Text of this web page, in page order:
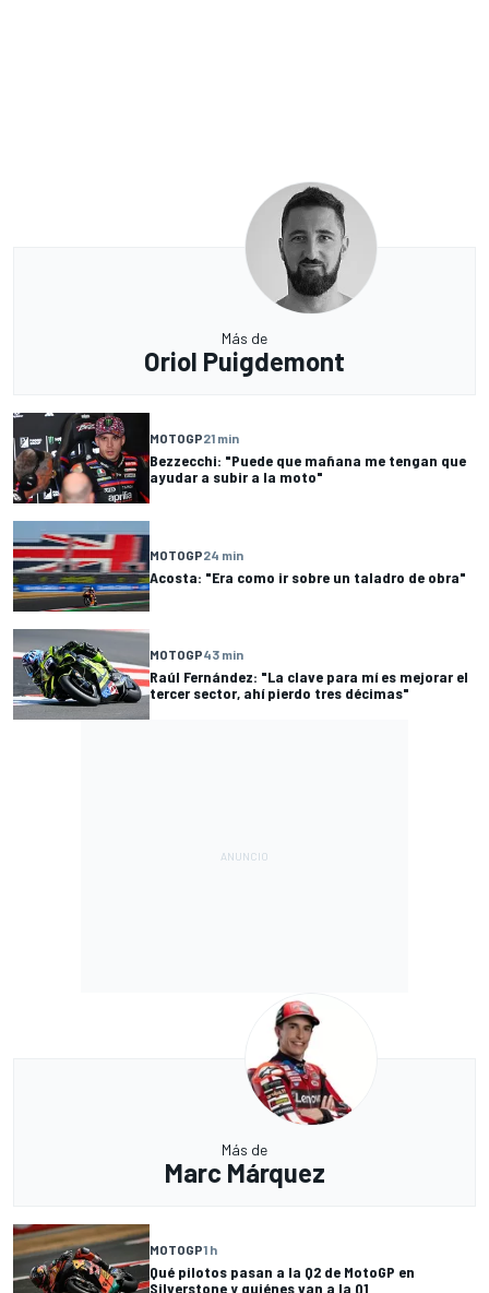
Más de
Oriol Puigdemont
MOTOGP21 min
Bezzecchi: "Puede que mañana me tengan que
ayudar a subir a la moto"
MOTOGP24 min
Acosta: "Era como ir sobre un taladro de obra"
MOTOGP43 min
Raúl Fernández: "La clave para mí es mejorar el
tercer sector, ahí pierdo tres décimas"
Más de
Marc Márquez
MOTOGP1 h
Qué pilotos pasan a la Q2 de MotoGP en
Silverstone y quiénes van a la Q1